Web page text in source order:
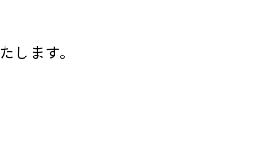
ます。